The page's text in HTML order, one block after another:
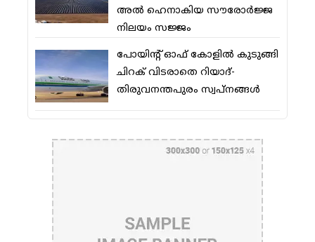
അല്‍ ഹെനാകിയ സൗരോര്‍ജ്ജ
നിലയം സജ്ജം
പോയിന്റ് ഓഫ് കോളില്‍ കുടുങ്ങി
ചിറക് വിടരാതെ റിയാദ്-
തിരുവനന്തപുരം സ്വപ്നങ്ങള്‍